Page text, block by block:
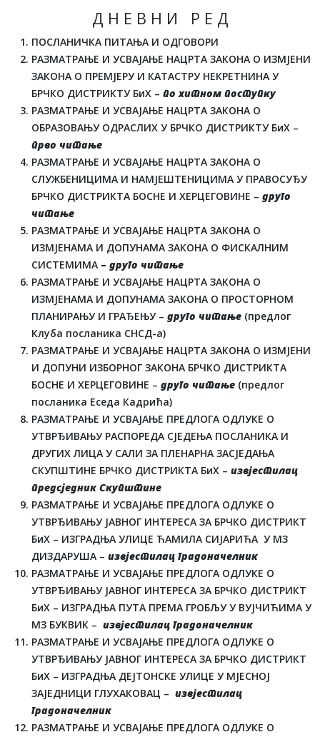
Д Н Е В Н И Р Е Д
ПОСЛАНИЧКА ПИТАЊА И ОДГОВОРИ
РАЗМАТРАЊЕ И УСВАЈАЊЕ НАЦРТА ЗАКОНА О ИЗМЈЕНИ
ЗАКОНА О ПРЕМЈЕРУ И КАТАСТРУ НЕКРЕТНИНА У
БРЧКО ДИСТРИКТУ БиХ – по хитном поступку
РАЗМАТРАЊЕ И УСВАЈАЊЕ НАЦРТА ЗАКОНА О
ОБРАЗОВАЊУ ОДРАСЛИХ У БРЧКО ДИСТРИКТУ БиХ –
прво читање
РАЗМАТРАЊЕ И УСВАЈАЊЕ НАЦРТА ЗАКОНА О
СЛУЖБЕНИЦИМА И НАМЈЕШТЕНИЦИМА У ПРАВОСУЂУ
БРЧКО ДИСТРИКТА БОСНЕ И ХЕРЦЕГОВИНЕ – друго
читање
РАЗМАТРАЊЕ И УСВАЈАЊЕ НАЦРТА ЗАКОНА О
ИЗМЈЕНАМА И ДОПУНАМА ЗАКОНА О ФИСКАЛНИМ
СИСТЕМИМА – друго читање
РАЗМАТРАЊЕ И УСВАЈАЊЕ НАЦРТА ЗАКОНА О
ИЗМЈЕНАМА И ДОПУНАМА ЗАКОНА О ПРОСТОРНОМ
ПЛАНИРАЊУ И ГРАЂЕЊУ – друго читање (предлог
Клуба посланика СНСД-а)
РАЗМАТРАЊЕ И УСВАЈАЊЕ НАЦРТА ЗАКОНА О ИЗМЈЕНИ
И ДОПУНИ ИЗБОРНОГ ЗАКОНА БРЧКО ДИСТРИКТА
БОСНЕ И ХЕРЦЕГОВИНЕ – друго читање (предлог
посланика Еседа Кадрића)
РАЗМАТРАЊЕ И УСВАЈАЊЕ ПРЕДЛОГА ОДЛУКЕ О
УТВРЂИВАЊУ РАСПОРЕДА СЈЕДЕЊА ПОСЛАНИКА И
ДРУГИХ ЛИЦА У САЛИ ЗА ПЛЕНАРНА ЗАСЈЕДАЊА
СКУПШТИНЕ БРЧКО ДИСТРИКТА БиХ – извјестилац
предсједник Скупштине
РАЗМАТРАЊЕ И УСВАЈАЊЕ ПРЕДЛОГА ОДЛУКЕ О
УТВРЂИВАЊУ ЈАВНОГ ИНТЕРЕСА ЗА БРЧКО ДИСТРИКТ
БиХ – ИЗГРАДЊА УЛИЦЕ ЋАМИЛА СИЈАРИЋА У МЗ
ДИЗДАРУША – извјестилац градоначелник
РАЗМАТРАЊЕ И УСВАЈАЊЕ ПРЕДЛОГА ОДЛУКЕ О
УТВРЂИВАЊУ ЈАВНОГ ИНТЕРЕСА ЗА БРЧКО ДИСТРИКТ
БиХ – ИЗГРАДЊА ПУТА ПРЕМА ГРОБЉУ У ВУЈЧИЋИМА У
МЗ БУКВИК – извјестилац градоначелник
РАЗМАТРАЊЕ И УСВАЈАЊЕ ПРЕДЛОГА ОДЛУКЕ О
УТВРЂИВАЊУ ЈАВНОГ ИНТЕРЕСА ЗА БРЧКО ДИСТРИКТ
БиХ – ИЗГРАДЊА ДЕЈТОНСКЕ УЛИЦЕ У МЈЕСНОЈ
ЗАЈЕДНИЦИ ГЛУХАКОВАЦ – извјестилац
градоначелник
РАЗМАТРАЊЕ И УСВАЈАЊЕ ПРЕДЛОГА ОДЛУКЕ О